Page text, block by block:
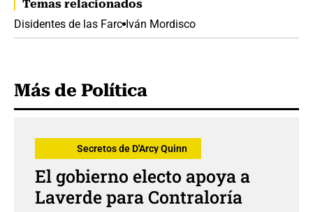
Temas relacionados
Disidentes de las Farc Iván Mordisco
Más de Política
Secretos de D'Arcy Quinn
El gobierno electo apoya a
Laverde para Contraloría